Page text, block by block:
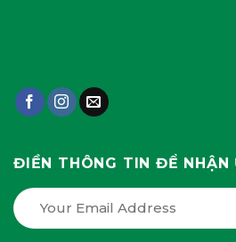
ĐIỀN THÔNG TIN ĐỂ NHẬN